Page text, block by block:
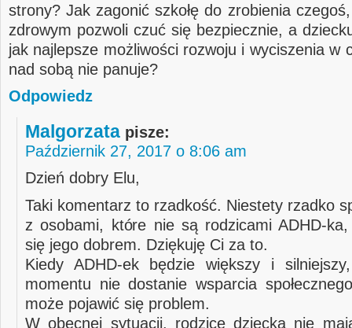
strony? Jak zagonić szkołę do zrobienia
zdrowym pozwoli czuć się bezpiecznie, a
jak najlepsze możliwości rozwoju i wyciszenia w
nad sobą nie panuje?
Odpowiedz
Malgorzata pisze:
Październik 27, 2017 o 8:06 am
Dzień dobry Elu,
Taki komentarz to rzadkość. Niestety rzadko
z osobami, które nie są rodzicami ADHD-
się jego dobrem. Dziękuję Ci za to.
Kiedy ADHD-ek będzie większy i
momentu nie dostanie wsparcia
może pojawić się problem.
W obecnej sytuacji, rodzice dziecka nie